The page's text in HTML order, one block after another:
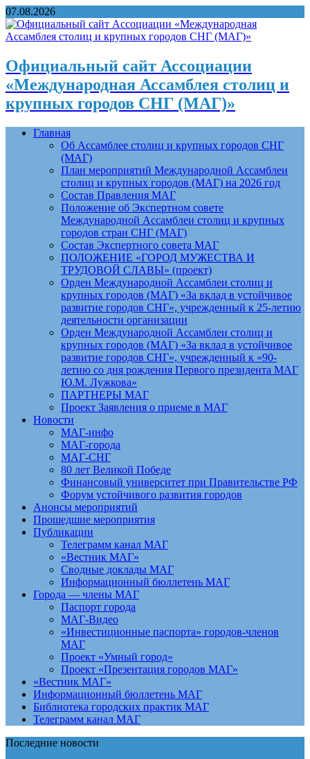
07.08.2026
Официальный сайт Ассоциации
«Международная Ассамблея столиц и
крупных городов СНГ (МАГ)»
Главная
Об Ассамблее столиц и крупных городов СНГ
(МАГ)
План мероприятий Международной Ассамблеи
столиц и крупных городов (МАГ) на 2026 год
Состав Правления МАГ
Положение об Экспертном совете
Международной Ассамблеи столиц и крупных
городов стран СНГ (МАГ)
Состав Экспертного совета МАГ
ПОЛОЖЕНИЕ «ГОРОД МУЖЕСТВА И
ТРУДОВОЙ СЛАВЫ» (проект)
Орден Международной Ассамблеи столиц и
крупных городов (МАГ) «За вклад в устойчивое
развитие городов СНГ», учрежденный к 25-летию
деятельности организации
Орден Международной Ассамблеи столиц и
крупных городов (МАГ) «За вклад в устойчивое
развитие городов СНГ», учрежденный к «90-
летию со дня рождения Первого президента МАГ
Ю.М. Лужкова»
ПАРТНЕРЫ МАГ
Проект Заявления о приеме в МАГ
Новости
МАГ-инфо
МАГ-города
МАГ-СНГ
80 лет Великой Победе
Финансовый университет при Правительстве РФ
Форум устойчивого развития городов
Анонсы мероприятий
Прошедшие мероприятия
Публикации
Телеграмм канал МАГ
«Вестник МАГ»
Сводные доклады МАГ
Информационный бюллетень МАГ
Города — члены МАГ
Паспорт города
МАГ-Видео
«Инвестиционные паспорта» городов-членов
МАГ
Проект «Умный город»
Проект «Презентация городов МАГ»
«Вестник МАГ»
Информационный бюллетень МАГ
Библиотека городских практик МАГ
Телеграмм канал МАГ
Последние новости